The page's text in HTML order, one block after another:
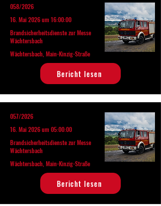
058/2026
16. Mai 2026 um 16:00:00
Brandsicherheitsdienste zur Messe
Wächtersbach
Wächtersbach, Main-Kinzig-Straße
Bericht lesen
057/2026
16. Mai 2026 um 05:00:00
Brandsicherheitsdienste zur Messe
Wächtersbach
Wächtersbach, Main-Kinzig-Straße
Bericht lesen